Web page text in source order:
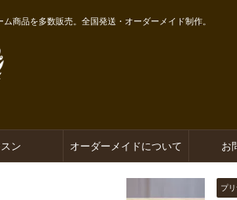
商品を多数販売。全国発送・オーダーメイド制作。
ン オーダーメイドについて お
プ